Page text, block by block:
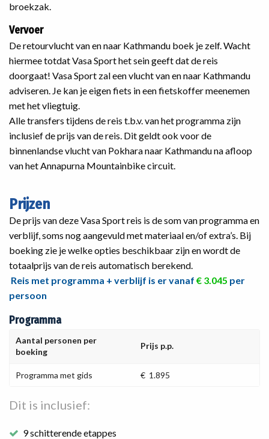
broekzak.
Vervoer
De retourvlucht van en naar Kathmandu boek je zelf. Wacht
hiermee totdat Vasa Sport het sein geeft dat de reis
doorgaat! Vasa Sport zal een vlucht van en naar Kathmandu
adviseren. Je kan je eigen fiets in een fietskoffer meenemen
met het vliegtuig.
Alle transfers tijdens de reis t.b.v. van het programma zijn
inclusief de prijs van de reis. Dit geldt ook voor de
binnenlandse vlucht van Pokhara naar Kathmandu na afloop
van het Annapurna Mountainbike circuit.
Prijzen
De prijs van deze Vasa Sport reis is de som van programma en
verblijf, soms nog aangevuld met materiaal en/of extra’s. Bij
boeking zie je welke opties beschikbaar zijn en wordt de
totaalprijs van de reis automatisch berekend.
Reis met programma + verblijf is er vanaf € 3.045 per
persoon
Programma
Aantal personen per
boeking
Prijs p.p.
Programma met gids € 1.895
Dit is inclusief:
9 schitterende etappes